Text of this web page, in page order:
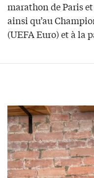
marathon de Paris
ainsi qu’au
(UEFA Euro) et à la